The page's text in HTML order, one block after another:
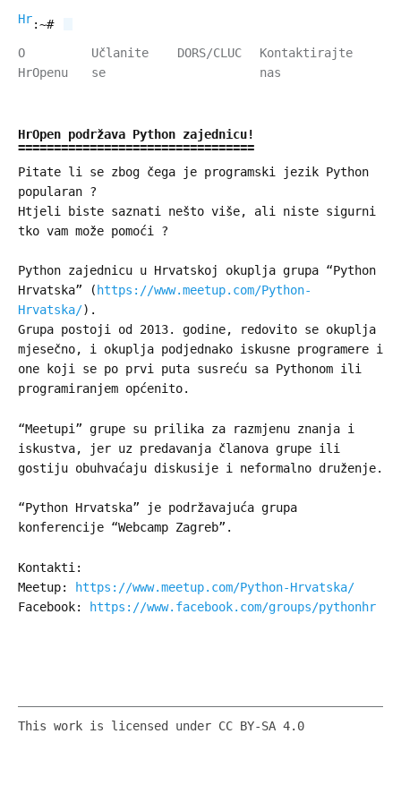
HrOpen
:~#
O
HrOpenu
Učlanite
se
DORS/CLUC
Kontaktirajte
nas
HrOpen podržava Python zajednicu!
Pitate li se zbog čega je programski jezik Python
popularan ?
Htjeli biste saznati nešto više, ali niste sigurni
tko vam može pomoći ?
Python zajednicu u Hrvatskoj okuplja grupa “Python
Hrvatska” ( https://www.meetup.com/Python-
Hrvatska/).
Grupa postoji od 2013. godine, redovito se okuplja
mjesečno, i okuplja podjednako iskusne programere i
one koji se po prvi puta susreću sa Pythonom ili
programiranjem općenito.
“Meetupi” grupe su prilika za razmjenu znanja i
iskustva, jer uz predavanja članova grupe ili
gostiju obuhvaćaju diskusije i neformalno druženje.
“Python Hrvatska” je podržavajuća grupa
konferencije “Webcamp Zagreb”.
Kontakti:
Meetup: https://www.meetup.com/Python-Hrvatska/
Facebook: https://www.facebook.com/groups/pythonhr
This work is licensed under CC BY-SA 4.0